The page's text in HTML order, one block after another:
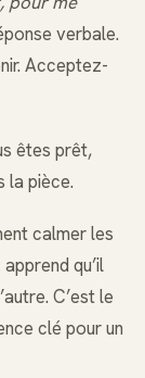
verbale.
Acceptez-
êtes prêt,
la pièce.
calmer les
qu’il
C’est le
clé pour un